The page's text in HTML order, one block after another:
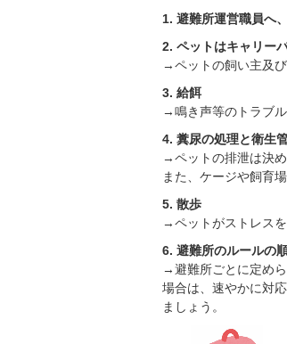
1. 避難所運営職員へ
2. ペットはキャリー
→ペットの飼い主及
3. 給餌
→鳴き声等のトラブ
4. 糞尿の処理と衛生
→ペットの排泄は決
また、ケージや飼育
5. 散歩
→ペットがストレス
6. 避難所のルールの
→避難所ごとに定め
場合は、速やかに対
ましょう。